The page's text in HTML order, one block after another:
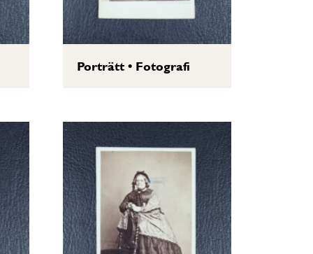
Porträtt• Fotografi